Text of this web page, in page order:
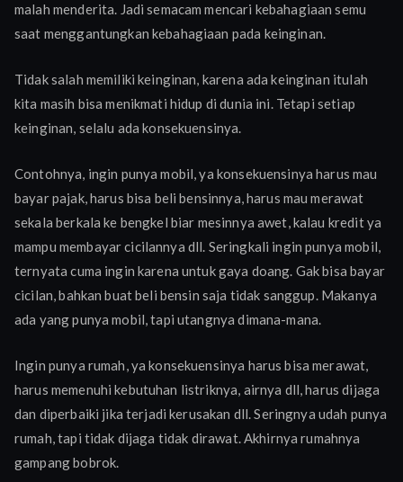
malah menderita. Jadi semacam mencari kebahagiaan semu
saat menggantungkan kebahagiaan pada keinginan.
Tidak salah memiliki keinginan, karena ada keinginan itulah
kita masih bisa menikmati hidup di dunia ini. Tetapi setiap
keinginan, selalu ada konsekuensinya.
Contohnya, ingin punya mobil, ya konsekuensinya harus mau
bayar pajak, harus bisa beli bensinnya, harus mau merawat
sekala berkala ke bengkel biar mesinnya awet, kalau kredit ya
mampu membayar cicilannya dll. Seringkali ingin punya mobil,
ternyata cuma ingin karena untuk gaya doang. Gak bisa bayar
cicilan, bahkan buat beli bensin saja tidak sanggup. Makanya
ada yang punya mobil, tapi utangnya dimana-mana.
Ingin punya rumah, ya konsekuensinya harus bisa merawat,
harus memenuhi kebutuhan listriknya, airnya dll, harus dijaga
dan diperbaiki jika terjadi kerusakan dll. Seringnya udah punya
rumah, tapi tidak dijaga tidak dirawat. Akhirnya rumahnya
gampang bobrok.